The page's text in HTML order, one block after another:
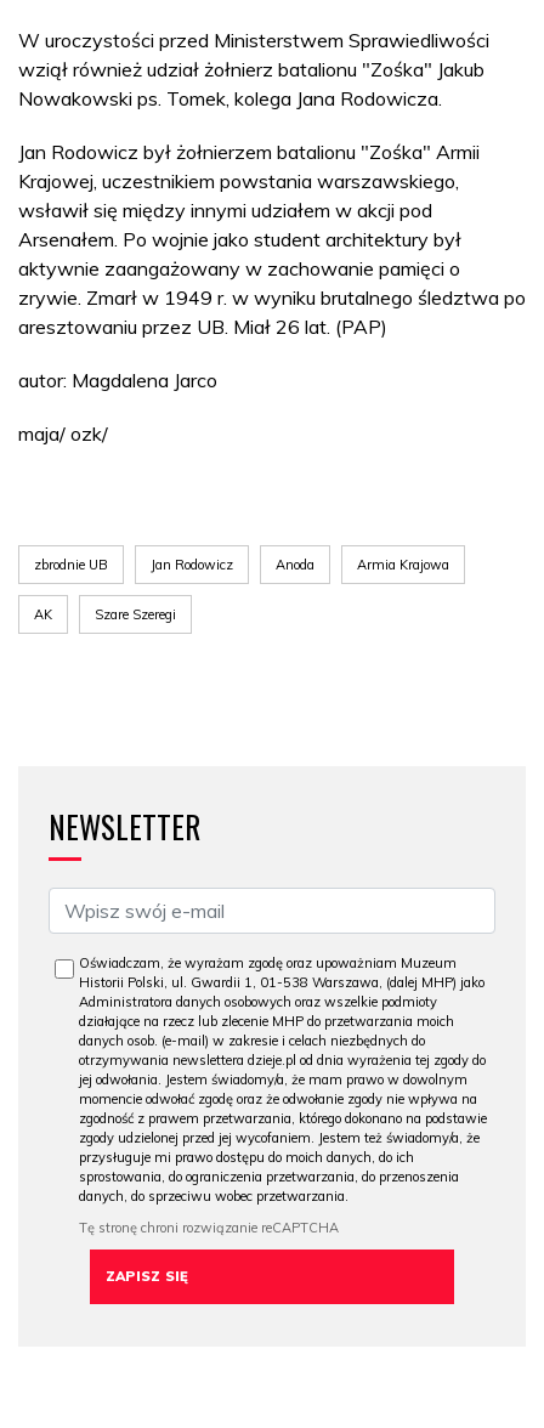
W uroczystości przed Ministerstwem Sprawiedliwości
wziął również udział żołnierz batalionu "Zośka" Jakub
Nowakowski ps. Tomek, kolega Jana Rodowicza.
Jan Rodowicz był żołnierzem batalionu "Zośka" Armii
Krajowej, uczestnikiem powstania warszawskiego,
wsławił się między innymi udziałem w akcji pod
Arsenałem. Po wojnie jako student architektury był
aktywnie zaangażowany w zachowanie pamięci o
zrywie. Zmarł w 1949 r. w wyniku brutalnego śledztwa po
aresztowaniu przez UB. Miał 26 lat. (PAP)
autor: Magdalena Jarco
maja/ ozk/
zbrodnie UB Jan Rodowicz Anoda Armia Krajowa
AK Szare Szeregi
NEWSLETTER
Oświadczam, że wyrażam zgodę oraz upoważniam Muzeum
Historii Polski, ul. Gwardii 1, 01-538 Warszawa, (dalej MHP) jako
Administratora danych osobowych oraz wszelkie podmioty
działające na rzecz lub zlecenie MHP do przetwarzania moich
danych osob. (e-mail) w zakresie i celach niezbędnych do
otrzymywania newslettera dzieje.pl od dnia wyrażenia tej zgody do
jej odwołania. Jestem świadomy/a, że mam prawo w dowolnym
momencie odwołać zgodę oraz że odwołanie zgody nie wpływa na
zgodność z prawem przetwarzania, którego dokonano na podstawie
zgody udzielonej przed jej wycofaniem. Jestem też świadomy/a, że
przysługuje mi prawo dostępu do moich danych, do ich
sprostowania, do ograniczenia przetwarzania, do przenoszenia
danych, do sprzeciwu wobec przetwarzania.